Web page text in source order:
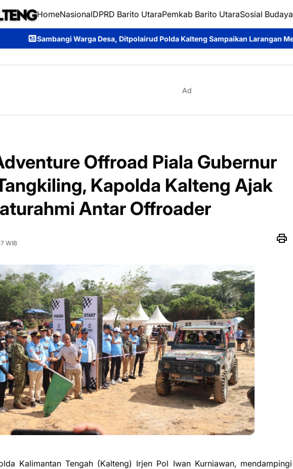
HomeNasionalDPRD Barito UtaraPemkab Barito UtaraSosial Budaya
Desa, Ditpolairud Polda Kalteng Sampaikan Larangan Membakar Hutan dan Lahan
Ad
Offroad Piala Gubernur
Kapolda Kalteng Ajak
Antar Offroader
WIB
Kalimantan Tengah (Kalteng) Irjen Pol Iwan Kurniawan, mendampingi